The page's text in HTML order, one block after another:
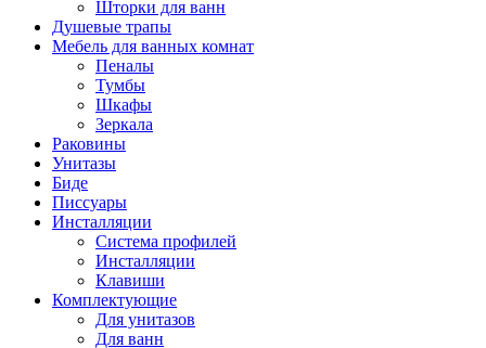
Шторки для ванн
Душевые трапы
Мебель для ванных комнат
Пеналы
Тумбы
Шкафы
Зеркала
Раковины
Унитазы
Биде
Писсуары
Инсталляции
Система профилей
Инсталляции
Клавиши
Комплектующие
Для унитазов
Для ванн